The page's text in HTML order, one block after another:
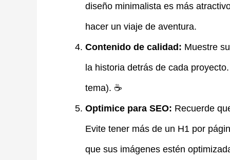
diseño minimalista es más
hacer un viaje de aventura.
Contenido de calidad: Muestre
la historia detrás de cada
tema). ☕
Optimice para SEO: Recuerde
Evite tener más de un H1 por
que sus imágenes estén